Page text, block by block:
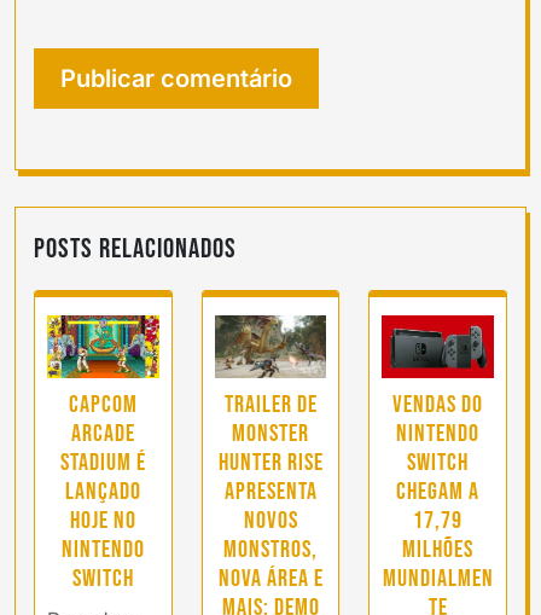
Posts Relacionados
Capcom
Arcade
Stadium é
lançado
hoje no
Nintendo
Switch
Trailer de
Monster
Hunter Rise
Apresenta
Novos
Monstros,
Nova Área e
Mais; Demo
Vendas do
Nintendo
Switch
chegam a
17,79
milhões
mundialmen
te